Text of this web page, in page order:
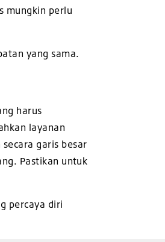
mungkin perlu
yang sama.
harus
layanan
garis besar
Pastikan untuk
percaya diri